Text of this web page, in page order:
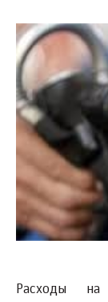
Расходы на